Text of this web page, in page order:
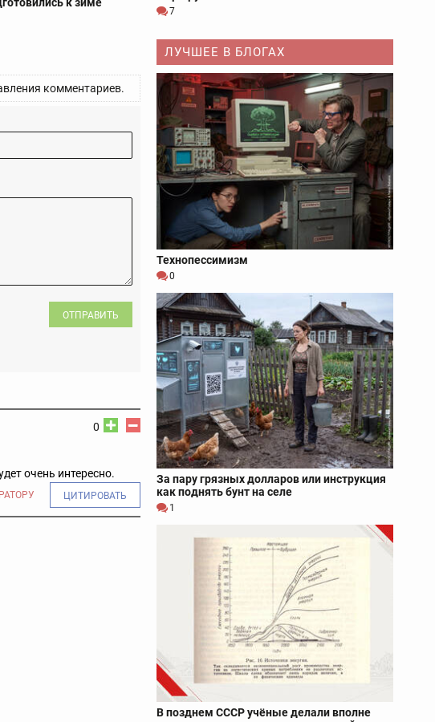
комментариев.
ОТПРАВИТЬ
0
очень интересно.
ЦИТИРОВАТЬ
7
ЛУЧШЕЕ В БЛОГАХ
Технопессимизм
0
За пару грязных долларов или инструкция
как поднять бунт на селе
1
В позднем СССР учёные делали вполне